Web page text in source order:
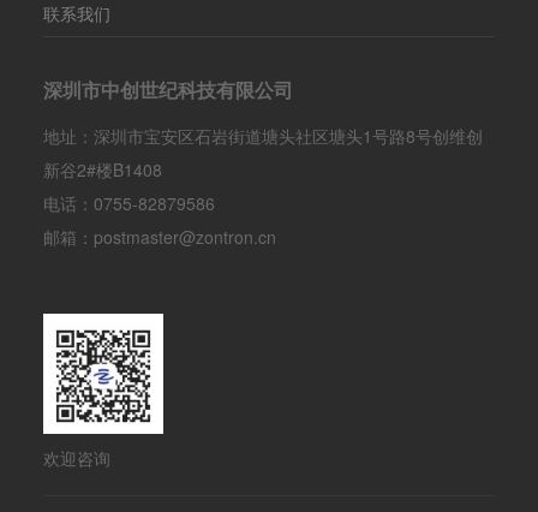
联系我们
深圳市中创世纪科技有限公司
地址：深圳市宝安区石岩街道塘头社区塘头1号路8号创维创
新谷2#楼B1408
电话：0755-82879586
邮箱：postmaster@zontron.cn
欢迎咨询